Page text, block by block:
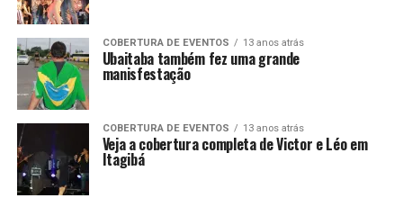
COBERTURA DE EVENTOS 13 anos atrás
Ubaitaba também fez uma grande
manisfestação
COBERTURA DE EVENTOS 13 anos atrás
Veja a cobertura completa de Victor e Léo em
Itagibá